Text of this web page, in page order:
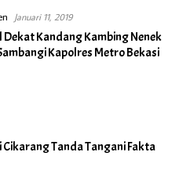
Januari 11, 2019
Kandang Kambing Nenek
Kapolres Metro Bekasi
Tanda Tangani Fakta